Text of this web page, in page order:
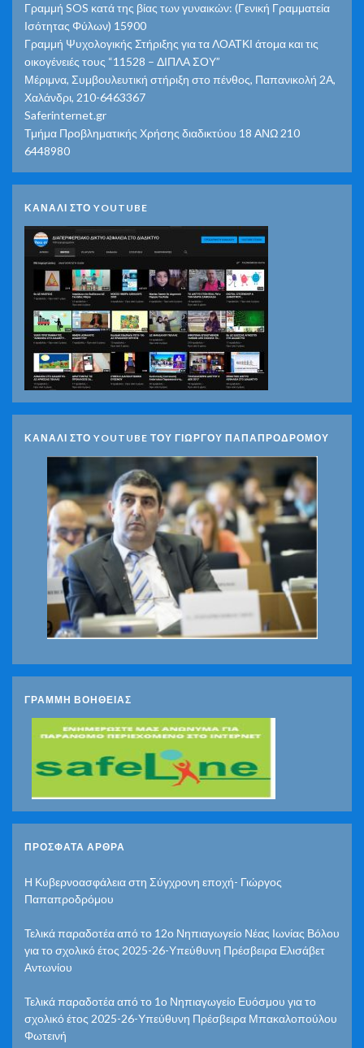
Γραμμή SOS κατά της βίας των γυναικών: (Γενική Γραμματεία
Ισότητας Φύλων) 15900
Γραμμή Ψυχολογικής Στήριξης για τα ΛΟΑΤΚΙ άτομα και τις
οικογένειές τους “11528 – ΔΙΠΛΑ ΣΟΥ”
Μέριμνα, Συμβουλευτική στήριξη στο πένθος, Παπανικολή 2Α,
Χαλάνδρι, 210-6463367
Saferinternet.gr
Τμήμα Προβληματικής Χρήσης διαδικτύου 18 ΑΝΩ 210
6448980
ΚΑΝΑΛΙ ΣΤΟ YOUTUBE
ΚΑΝΑΛΙ ΣΤΟ YOUTUBE ΤΟΥ ΓΙΩΡΓΟΥ ΠΑΠΑΠΡΟΔΡΟΜΟΥ
ΓΡΑΜΜΗ ΒΟΗΘΕΙΑΣ
ΠΡΌΣΦΑΤΑ ΆΡΘΡΑ
Η Κυβερνοασφάλεια στη Σύγχρονη εποχή- Γιώργος
Παπαπροδρόμου
Τελικά παραδοτέα από το 12ο Νηπιαγωγείο Νέας Ιωνίας Βόλου
για το σχολικό έτος 2025-26-Υπεύθυνη Πρέσβειρα Ελισάβετ
Αντωνίου
Τελικά παραδοτέα από το 1ο Νηπιαγωγείο Ευόσμου για το
σχολικό έτος 2025-26-Υπεύθυνη Πρέσβειρα Μπακαλοπούλου
Φωτεινή